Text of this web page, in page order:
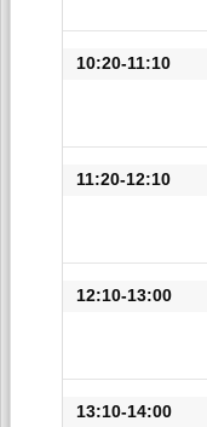
10:20-11:10
11:20-12:10
12:10-13:00
13:10-14:00